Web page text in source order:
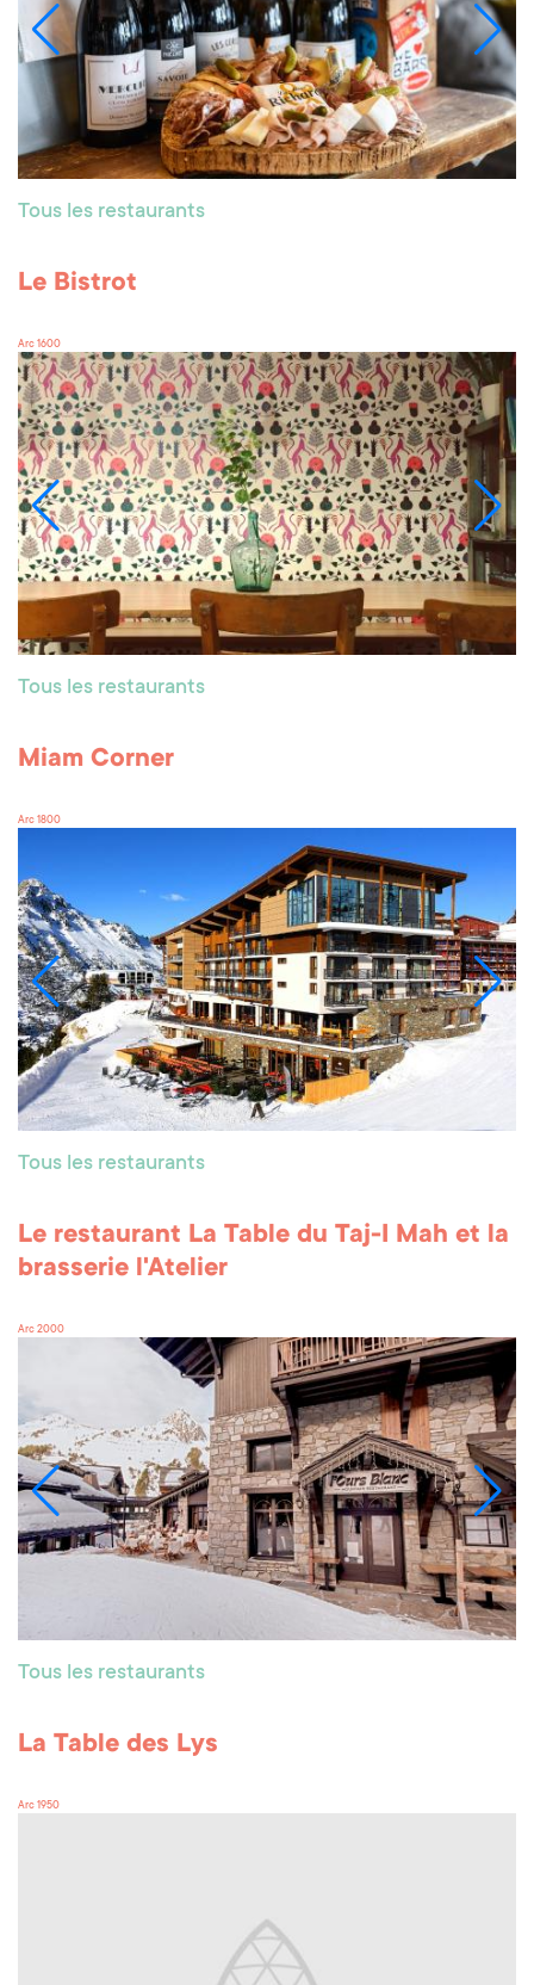
Tous les restaurants
Le Bistrot
Arc 1600
Tous les restaurants
Miam Corner
Arc 1800
Tous les restaurants
Le restaurant La Table du Taj-I Mah et la
brasserie l'Atelier
Arc 2000
Tous les restaurants
La Table des Lys
Arc 1950